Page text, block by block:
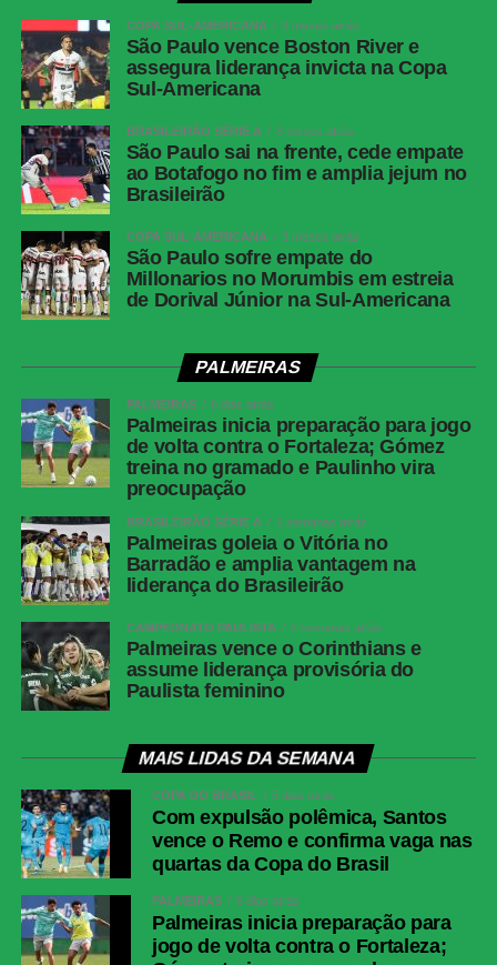
COPA SUL-AMERICANA 3 meses atrás
São Paulo vence Boston River e
assegura liderança invicta na Copa
Sul-Americana
BRASILEIRÃO SÉRIE A 3 meses atrás
São Paulo sai na frente, cede empate
ao Botafogo no fim e amplia jejum no
Brasileirão
COPA SUL-AMERICANA 3 meses atrás
São Paulo sofre empate do
Millonarios no Morumbis em estreia
de Dorival Júnior na Sul-Americana
PALMEIRAS
PALMEIRAS 6 dias atrás
Palmeiras inicia preparação para jogo
de volta contra o Fortaleza; Gómez
treina no gramado e Paulinho vira
preocupação
BRASILEIRÃO SÉRIE A 2 semanas atrás
Palmeiras goleia o Vitória no
Barradão e amplia vantagem na
liderança do Brasileirão
CAMPEONATO PAULISTA 2 semanas atrás
Palmeiras vence o Corinthians e
assume liderança provisória do
Paulista feminino
MAIS LIDAS DA SEMANA
COPA DO BRASIL 5 dias atrás
Com expulsão polêmica, Santos
vence o Remo e confirma vaga nas
quartas da Copa do Brasil
PALMEIRAS 6 dias atrás
Palmeiras inicia preparação para
jogo de volta contra o Fortaleza;